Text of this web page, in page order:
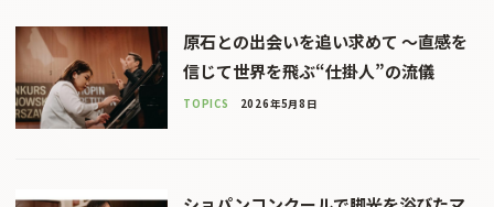
原石との出会いを追い求めて 〜直感を
信じて世界を飛ぶ“仕掛人”の流儀
TOPICS 2026年5月8日